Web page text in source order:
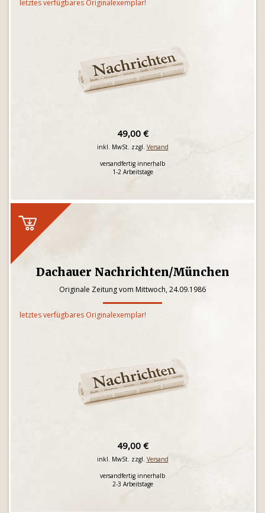
letztes verfügbares Originalexemplar!
49,00 €
inkl. MwSt. zzgl. Versand
versandfertig innerhalb
1-2 Arbeitstage
Dachauer Nachrichten/München
Originale Zeitung vom Mittwoch, 24.09.1986
letztes verfügbares Originalexemplar!
49,00 €
inkl. MwSt. zzgl. Versand
versandfertig innerhalb
2-3 Arbeitstage